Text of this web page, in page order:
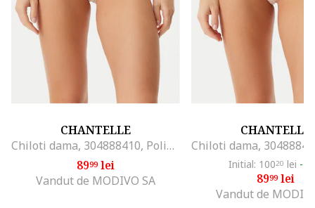
CHANTELLE
Chiloti dama, 304888410, Poliamida/Elastan, One Size INTL, Bej
8999lei
Vandut de MODIVO SA
CHANTELLE
Initial: 10020 lei -
8999lei
Vandut de